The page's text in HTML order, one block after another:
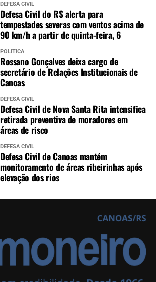
DEFESA CIVIL
Defesa Civil do RS alerta para
tempestades severas com ventos acima de
90 km/h a partir de quinta-feira, 6
POLÍTICA
Rossano Gonçalves deixa cargo de
secretário de Relações Institucionais de
Canoas
DEFESA CIVIL
Defesa Civil de Nova Santa Rita intensifica
retirada preventiva de moradores em
áreas de risco
DEFESA CIVIL
Defesa Civil de Canoas mantém
monitoramento de áreas ribeirinhas após
elevação dos rios